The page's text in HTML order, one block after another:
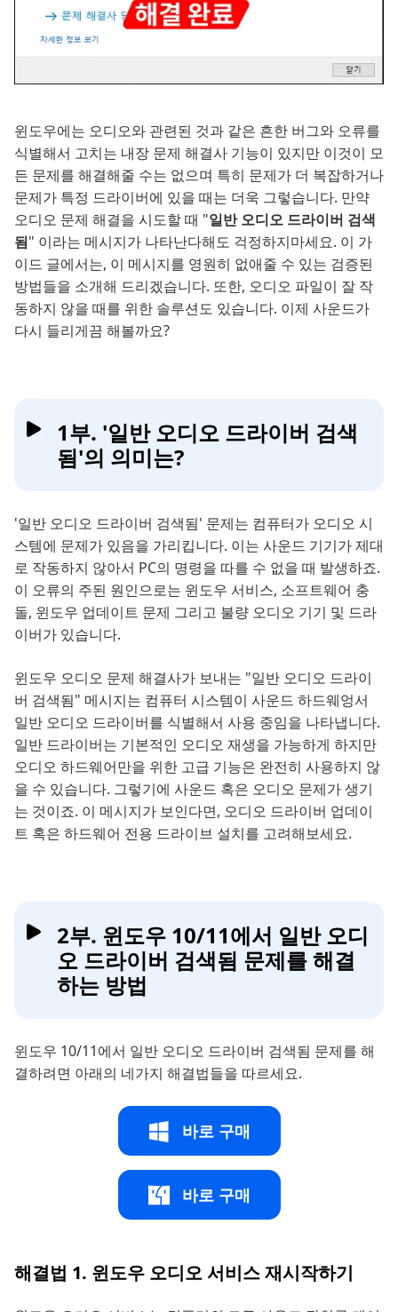
윈도우에는 오디오와 관련된 것과 같은 흔한 버그와 오류를
식별해서 고치는 내장 문제 해결사 기능이 있지만 이것이 모
든 문제를 해결해줄 수는 없으며 특히 문제가 더 복잡하거나
문제가 특정 드라이버에 있을 때는 더욱 그렇습니다. 만약
오디오 문제 해결을 시도할 때 "일반 오디오 드라이버 검색
됨" 이라는 메시지가 나타난다해도 걱정하지마세요. 이 가
이드 글에서는, 이 메시지를 영원히 없애줄 수 있는 검증된
방법들을 소개해 드리겠습니다. 또한, 오디오 파일이 잘 작
동하지 않을 때를 위한 솔루션도 있습니다. 이제 사운드가
다시 들리게끔 해볼까요?
1부. '일반 오디오 드라이버 검색
됨'의 의미는?
'일반 오디오 드라이버 검색됨' 문제는 컴퓨터가 오디오 시
스템에 문제가 있음을 가리킵니다. 이는 사운드 기기가 제대
로 작동하지 않아서 PC의 명령을 따를 수 없을 때 발생하죠.
이 오류의 주된 원인으로는 윈도우 서비스, 소프트웨어 충
돌, 윈도우 업데이트 문제 그리고 불량 오디오 기기 및 드라
이버가 있습니다.
윈도우 오디오 문제 해결사가 보내는 "일반 오디오 드라이
버 검색됨" 메시지는 컴퓨터 시스템이 사운드 하드웨엉서
일반 오디오 드라이버를 식별해서 사용 중임을 나타냅니다.
일반 드라이버는 기본적인 오디오 재생을 가능하게 하지만
오디오 하드웨어만을 위한 고급 기능은 완전히 사용하지 않
을 수 있습니다. 그렇기에 사운드 혹은 오디오 문제가 생기
는 것이죠. 이 메시지가 보인다면, 오디오 드라이버 업데이
트 혹은 하드웨어 전용 드라이브 설치를 고려해보세요.
2부. 윈도우 10/11에서 일반 오디
오 드라이버 검색됨 문제를 해결
하는 방법
윈도우 10/11에서 일반 오디오 드라이버 검색됨 문제를 해
결하려면 아래의 네가지 해결법들을 따르세요.
바로 구매
바로 구매
해결법 1. 윈도우 오디오 서비스 재시작하기